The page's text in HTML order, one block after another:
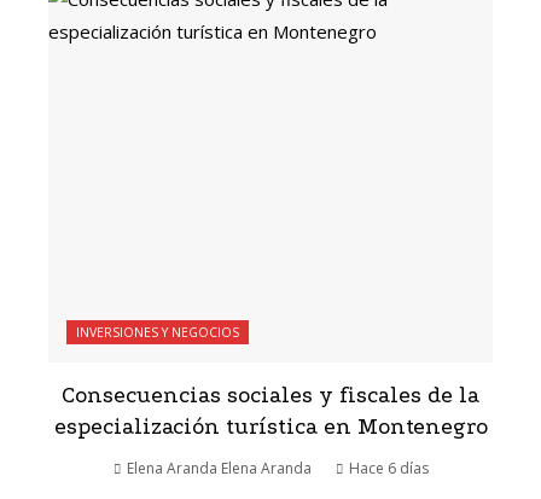
INVERSIONES Y NEGOCIOS
Consecuencias sociales y fiscales de la
especialización turística en Montenegro
Elena Aranda Elena Aranda Hace 6 días